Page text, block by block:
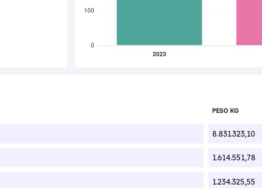
PESO KG
8.831.323,10
1.614.551,78
1.234.325,55